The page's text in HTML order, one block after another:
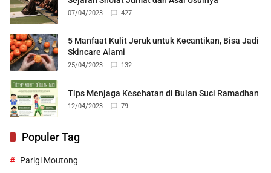
07/04/2023 427
5 Manfaat Kulit Jeruk untuk Kecantikan, Bisa Jadi
Skincare Alami
25/04/2023 132
Tips Menjaga Kesehatan di Bulan Suci Ramadhan
12/04/2023 79
Populer Tag
Parigi Moutong